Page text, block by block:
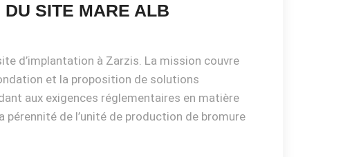
SITE MARE ALB
d’implantation à Zarzis. La mission couvre
et la proposition de solutions
aux exigences réglementaires en matière
de l’unité de production de bromure